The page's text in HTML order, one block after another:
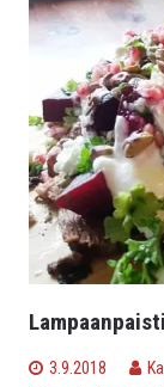
3.9.2018